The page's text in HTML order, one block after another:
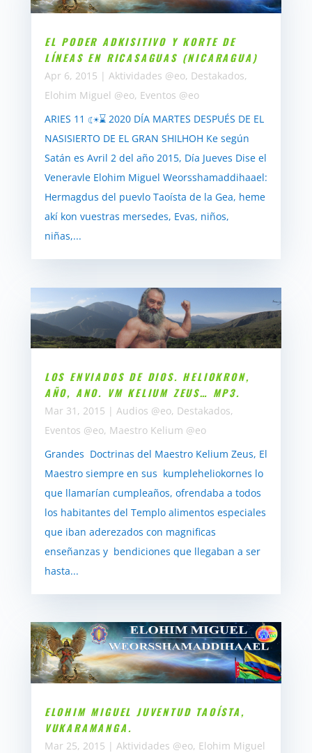
EL PODER ADKISITIVO Y KORTE DE
LÍNEAS EN RICASAGUAS (NICARAGUA)
Apr 6, 2015 | Aktividades @eo, Destakados,
Elohim Miguel @eo, Eventos @eo
ARIES 11 ☾☀⌛ 2020 DÍA MARTES DESPUÉS DE EL
NASISIERTO DE EL GRAN SHILHOH Ke según
Satán es Avril 2 del año 2015, Día Jueves Dise el
Veneravle Elohim Miguel Weorsshamaddihaael:
Hermagdus del puevlo Taoísta de la Gea, heme
akí kon vuestras mersedes, Evas, niños,
niñas,...
LOS ENVIADOS DE DIOS. HELIOKRON,
AÑO, ANO. VM KELIUM ZEUS… MP3.
Mar 31, 2015 | Audios @eo, Destakados,
Eventos @eo, Maestro Kelium @eo
Grandes Doctrinas del Maestro Kelium Zeus, El
Maestro siempre en sus kumpleheliokornes lo
que llamarían cumpleaños, ofrendaba a todos
los habitantes del Templo alimentos especiales
que iban aderezados con magnificas
enseñanzas y bendiciones que llegaban a ser
hasta...
ELOHIM MIGUEL JUVENTUD TAOÍSTA,
VUKARAMANGA.
Mar 25, 2015 | Aktividades @eo, Elohim Miguel